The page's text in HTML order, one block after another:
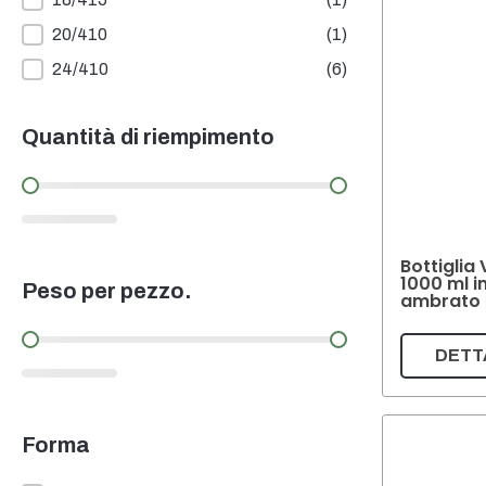
20/410
(1)
24/410
(6)
Quantità di riempimento
Quantità di riempimento
Peso per pezzo.
Peso per pezzo.
Forma
Bottiglia
1000 ml
ambrato